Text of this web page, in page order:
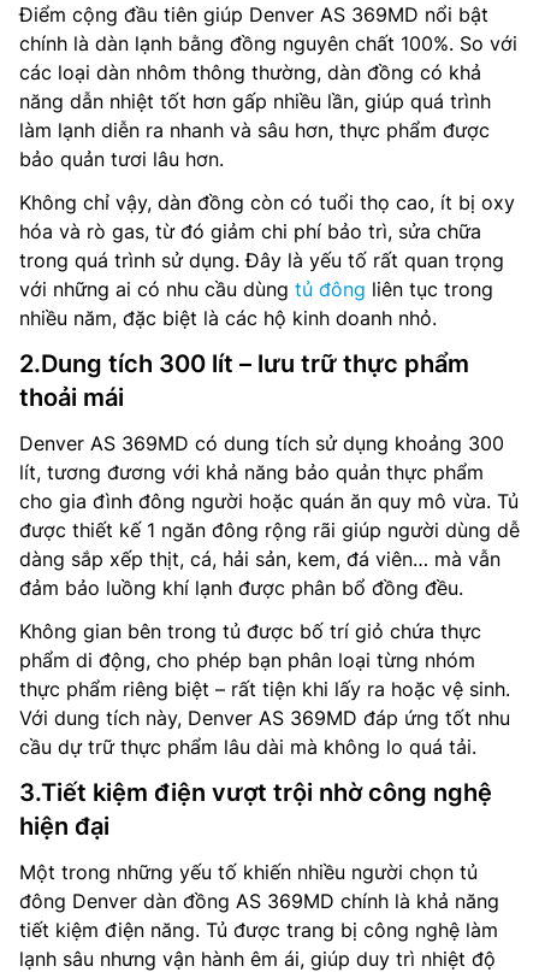
Điểm cộng đầu tiên giúp Denver AS 369MD nổi bật
chính là dàn lạnh bằng đồng nguyên chất 100%. So với
các loại dàn nhôm thông thường, dàn đồng có khả
năng dẫn nhiệt tốt hơn gấp nhiều lần, giúp quá trình
làm lạnh diễn ra nhanh và sâu hơn, thực phẩm được
bảo quản tươi lâu hơn.
Không chỉ vậy, dàn đồng còn có tuổi thọ cao, ít bị oxy
hóa và rò gas, từ đó giảm chi phí bảo trì, sửa chữa
trong quá trình sử dụng. Đây là yếu tố rất quan trọng
với những ai có nhu cầu dùng tủ đông liên tục trong
nhiều năm, đặc biệt là các hộ kinh doanh nhỏ.
2.Dung tích 300 lít – lưu trữ thực phẩm
thoải mái
Denver AS 369MD có dung tích sử dụng khoảng 300
lít, tương đương với khả năng bảo quản thực phẩm
cho gia đình đông người hoặc quán ăn quy mô vừa. Tủ
được thiết kế 1 ngăn đông rộng rãi giúp người dùng dễ
dàng sắp xếp thịt, cá, hải sản, kem, đá viên… mà vẫn
đảm bảo luồng khí lạnh được phân bổ đồng đều.
Không gian bên trong tủ được bố trí giỏ chứa thực
phẩm di động, cho phép bạn phân loại từng nhóm
thực phẩm riêng biệt – rất tiện khi lấy ra hoặc vệ sinh.
Với dung tích này, Denver AS 369MD đáp ứng tốt nhu
cầu dự trữ thực phẩm lâu dài mà không lo quá tải.
3.Tiết kiệm điện vượt trội nhờ công nghệ
hiện đại
Một trong những yếu tố khiến nhiều người chọn tủ
đông Denver dàn đồng AS 369MD chính là khả năng
tiết kiệm điện năng. Tủ được trang bị công nghệ làm
lạnh sâu nhưng vận hành êm ái, giúp duy trì nhiệt độ